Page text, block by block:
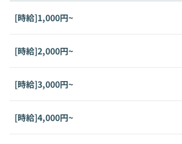
[時給]1,000円~
[時給]2,000円~
[時給]3,000円~
[時給]4,000円~